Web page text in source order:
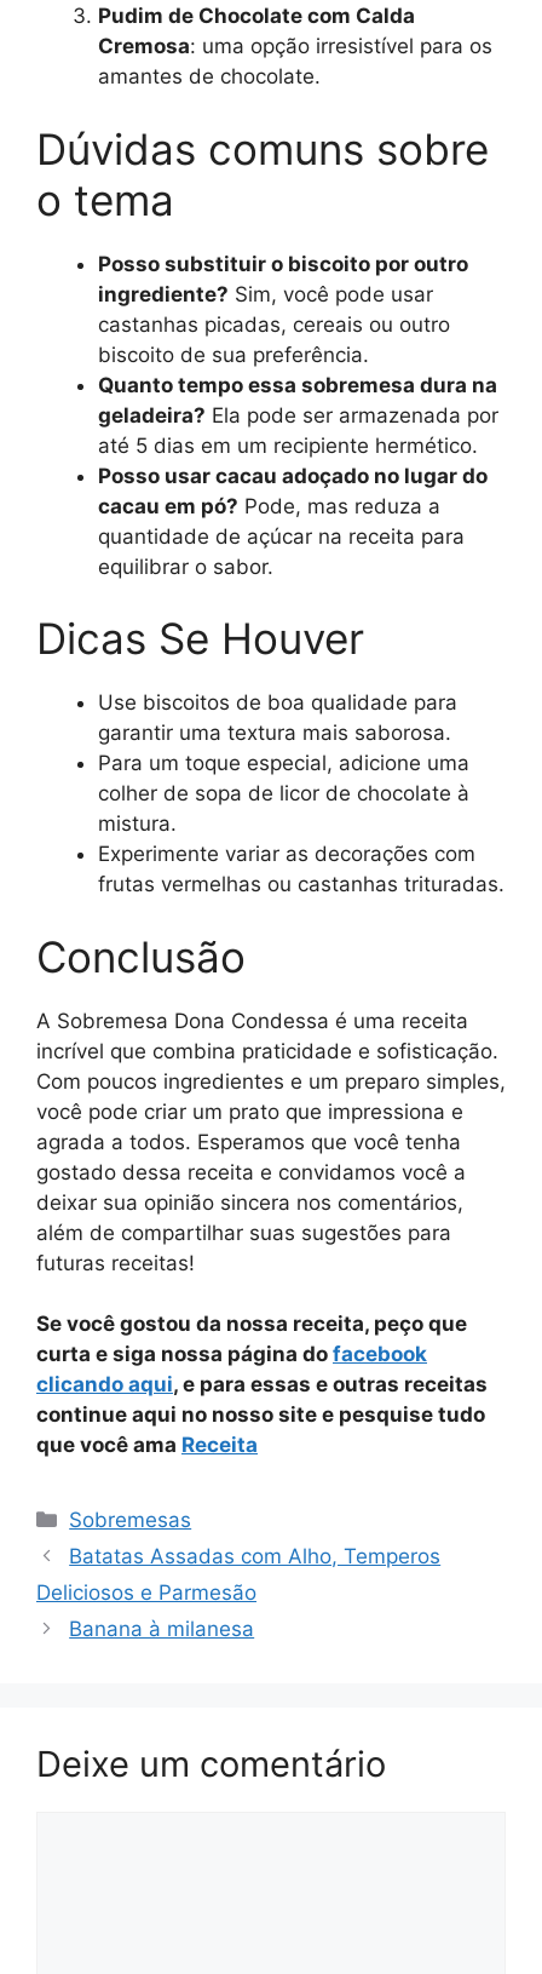
Pudim de Chocolate com Calda
Cremosa: uma opção irresistível para os
amantes de chocolate.
Dúvidas comuns sobre
o tema
Posso substituir o biscoito por outro
ingrediente? Sim, você pode usar
castanhas picadas, cereais ou outro
biscoito de sua preferência.
Quanto tempo essa sobremesa dura na
geladeira? Ela pode ser armazenada por
até 5 dias em um recipiente hermético.
Posso usar cacau adoçado no lugar do
cacau em pó? Pode, mas reduza a
quantidade de açúcar na receita para
equilibrar o sabor.
Dicas Se Houver
Use biscoitos de boa qualidade para
garantir uma textura mais saborosa.
Para um toque especial, adicione uma
colher de sopa de licor de chocolate à
mistura.
Experimente variar as decorações com
frutas vermelhas ou castanhas trituradas.
Conclusão
A Sobremesa Dona Condessa é uma receita
incrível que combina praticidade e sofisticação.
Com poucos ingredientes e um preparo simples,
você pode criar um prato que impressiona e
agrada a todos. Esperamos que você tenha
gostado dessa receita e convidamos você a
deixar sua opinião sincera nos comentários,
além de compartilhar suas sugestões para
futuras receitas!
Se você gostou da nossa receita, peço que
curta e siga nossa página do facebook
clicando aqui, e para essas e outras receitas
continue aqui no nosso site e pesquise tudo
que você ama Receita
Categorias
Sobremesas
Batatas Assadas com Alho, Temperos
Deliciosos e Parmesão
Banana à milanesa
Deixe um comentário